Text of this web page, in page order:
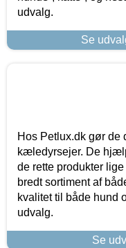
udvalg.
Se
Hos Petlux.dk gør de
kæledyrsejer. De
de rette produkter
bredt sortiment af
kvalitet til både hund
udvalg.
Se